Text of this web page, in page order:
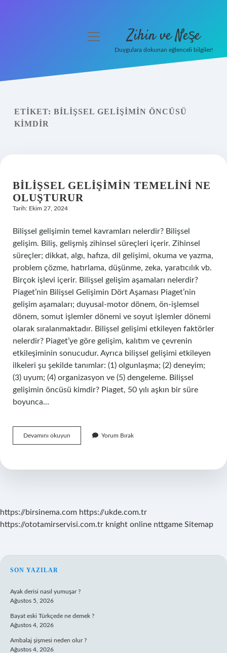
Yasal Uyarı
menüyü
Zihin ve Neşe
Duygulara dokunan eğlenceli bilgiler!
ETIKET: BILIŞSEL GELIŞIMIN ÖNCÜSÜ
KIMDIR
BILIŞSEL GELIŞIMIN TEMELINI NE
OLUŞTURUR
Tarih: Ekim 27, 2024
Bilişsel gelişimin temel kavramları nelerdir? Bilişsel
gelişim. Biliş, gelişmiş zihinsel süreçleri içerir. Zihinsel
süreçler; dikkat, algı, hafıza, dil gelişimi, okuma ve yazma,
problem çözme, hatırlama, düşünme, zeka, yaratıcılık vb.
Birçok işlevi içerir. Bilişsel gelişim aşamaları nelerdir?
Piaget’nin Bilişsel Gelişimin Dört Aşaması Piaget’nin
gelişim aşamaları; duyusal-motor dönem, ön-işlemsel
dönem, somut işlemler dönemi ve soyut işlemler dönemi
olarak sıralanmaktadır. Bilişsel gelişimi etkileyen faktörler
nelerdir? Piaget’ye göre gelişim, kalıtım ve çevrenin
etkileşiminin sonucudur. Ayrıca bilişsel gelişimi etkileyen
ilkeleri şu şekilde tanımlar: (1) olgunlaşma; (2) deneyim;
(3) uyum; (4) organizasyon ve (5) dengeleme. Bilişsel
gelişimin öncüsü kimdir? Piaget, 50 yılı aşkın bir süre
boyunca…
Devamını okuyun
Gelişimin
Oluşturur
Yorum Bırak
https://birsinema.com https://ukde.com.tr
https://ototamirservisi.com.tr knight online nttgame Sitemap
SIDEBAR
SON YAZILAR
Ayak derisi nasıl yumuşar ?
Ağustos 5, 2026
Bayat eski Türkçede ne demek ?
Ağustos 4, 2026
Ambalaj şişmesi neden olur ?
Ağustos 4, 2026